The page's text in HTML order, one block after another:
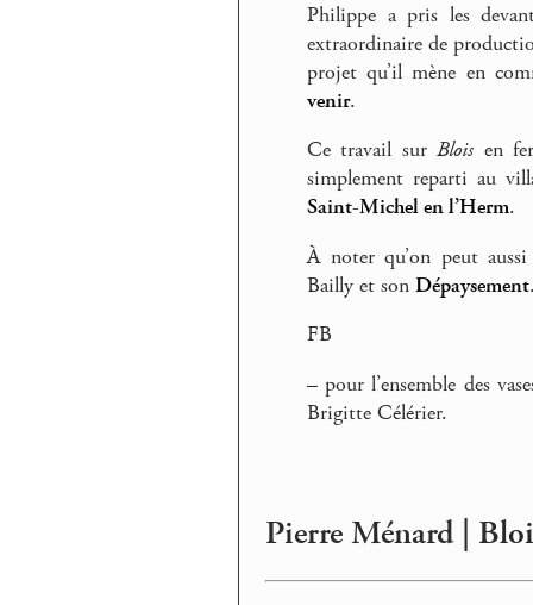
Philippe a pris les
extraordinaire de
projet qu’il mène en
venir.
Ce travail surBlois en
simplement reparti au
Saint-Michel en l’Herm.
À noter qu’on peut
Bailly et son Dépaysement
FB
– pour l’ensemble des
Brigitte Célérier.
Pierre Ménard |